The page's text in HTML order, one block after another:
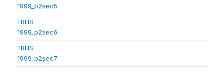
1999_p2sec5
ERHS
1999_p2sec6
ERHS
1999_p2sec7